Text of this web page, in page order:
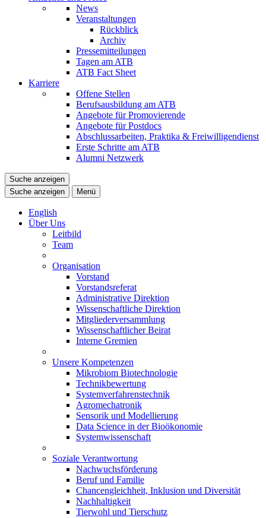
News
Veranstaltungen
Rückblick
Archiv
Pressemitteilungen
Tagen am ATB
ATB Fact Sheet
Karriere
Offene Stellen
Berufsausbildung am ATB
Angebote für Promovierende
Angebote für Postdocs
Abschlussarbeiten, Praktika & Freiwilligendienst
Erste Schritte am ATB
Alumni Netzwerk
Suche anzeigen
Suche anzeigen
Menü
English
Über Uns
Leitbild
Team
Organisation
Vorstand
Vorstandsreferat
Administrative Direktion
Wissenschaftliche Direktion
Mitgliederversammlung
Wissenschaftlicher Beirat
Interne Gremien
Unsere Kompetenzen
Mikrobiom Biotechnologie
Technikbewertung
Systemverfahrenstechnik
Agromechatronik
Sensorik und Modellierung
Data Science in der Bioökonomie
Systemwissenschaft
Soziale Verantwortung
Nachwuchsförderung
Beruf und Familie
Chancengleichheit, Inklusion und Diversität
Nachhaltigkeit
Tierwohl und Tierschutz